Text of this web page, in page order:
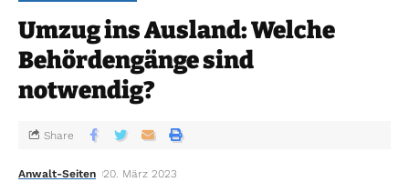
Umzug ins Ausland: Welche
Behördengänge sind
notwendig?
Anwalt-Seiten 20. März 2023
Share